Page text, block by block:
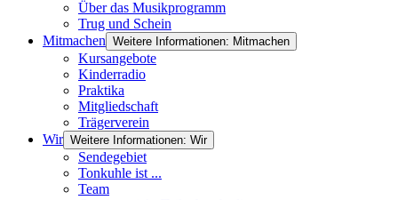
Über das Musikprogramm
Trug und Schein
Mitmachen Weitere Informationen: Mitmachen
Kursangebote
Kinderradio
Praktika
Mitgliedschaft
Trägerverein
Wir Weitere Informationen: Wir
Sendegebiet
Tonkuhle ist ...
Team